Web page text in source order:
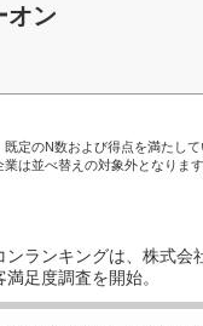
オン
定のN数および得点を満たして
は並べ替えの対象外となります
ンランキングは、株式会
満足度調査を開始。